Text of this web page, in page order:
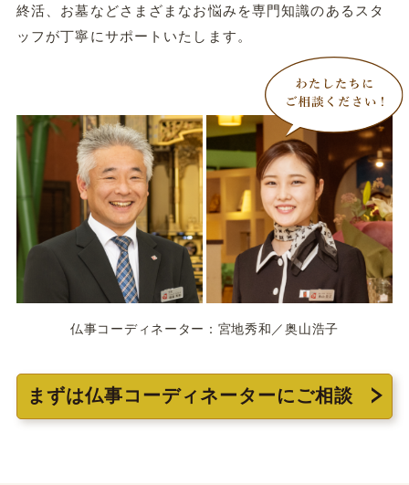
終活、お墓などさまざまなお悩みを専門知識のあるスタ
ッフが丁寧にサポートいたします。
仏事コーディネーター：宮地秀和／奥山浩子
まずは仏事コーディネーターにご相談